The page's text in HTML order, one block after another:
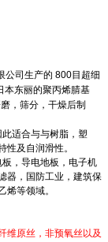
公司生产的 800目超细
本东丽的聚丙烯腈基
，筛分，干燥后制
适合与与树脂，塑
及自润滑性。
，导电地板，电子机
器，国防工业，建筑保
等领域。
维原丝，非预氧丝以及